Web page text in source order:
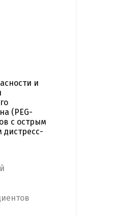
и
(PEG-
с острым